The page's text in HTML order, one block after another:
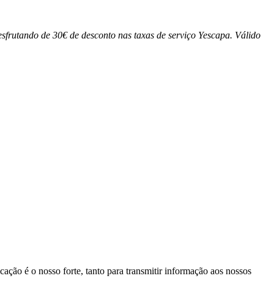
de 30€ de desconto nas taxas de serviço Yescapa. Válido
é o nosso forte, tanto para transmitir informação aos nossos